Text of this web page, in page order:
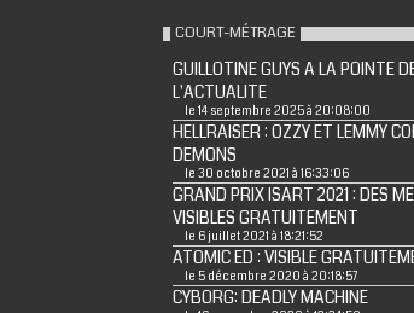
COURT-MÉTRAGE
GUILLOTINE GUYS A LA POINTE
L'ACTUALITE
le 14 septembre 2025 à 20:08:00
HELLRAISER : OZZY ET LEMMY
DEMONS
le 30 octobre 2021 à 16:33:06
GRAND PRIX ISART 2021 : DES
VISIBLES GRATUITEMENT
le 6 juillet 2021 à 18:21:52
ATOMIC ED : VISIBLE
le 5 décembre 2020 à 20:18:57
CYBORG: DEADLY MACHINE